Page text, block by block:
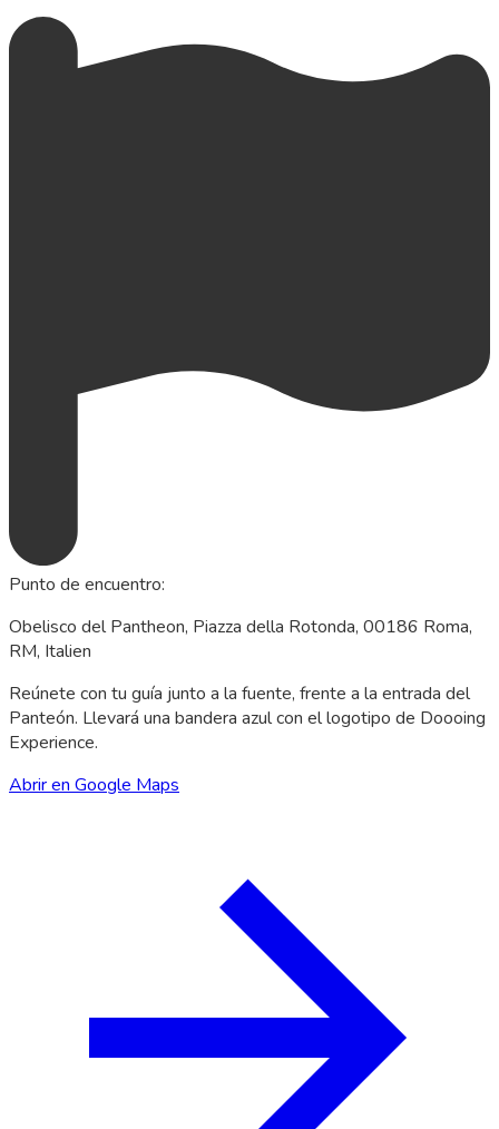
Punto de encuentro:
Obelisco del Pantheon, Piazza della Rotonda, 00186 Roma,
RM, Italien
Reúnete con tu guía junto a la fuente, frente a la entrada del
Panteón. Llevará una bandera azul con el logotipo de Doooing
Experience.
Abrir en Google Maps